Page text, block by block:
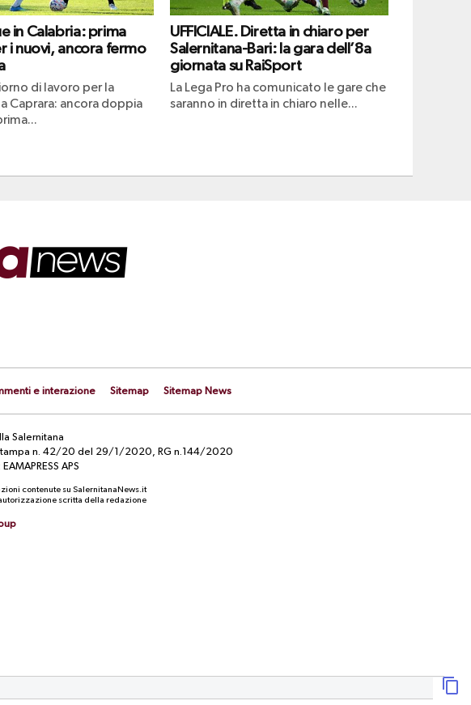
in Calabria: prima
i nuovi, ancora fermo
di lavoro per la
Caprara: ancora doppia
UFFICIALE. Diretta in chiaro per
Salernitana-Bari: la gara dell’8a
giornata su RaiSport
La Lega Pro ha comunicato le gare che
saranno in diretta in chiaro nelle...
e interazione Sitemap Sitemap News
Salernitana
n. 42/20 del 29/1/2020, RG n.144/2020
APS
contenute su SalernitanaNews.it
scritta della redazione
CALCIOMERCATO